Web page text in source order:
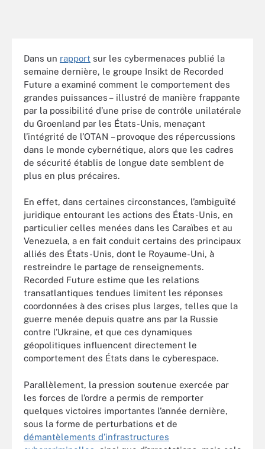
Dans un rapport sur les cybermenaces publié la
semaine dernière, le groupe Insikt de Recorded
Future a examiné comment le comportement des
grandes puissances – illustré de manière frappante
par la possibilité d’une prise de contrôle unilatérale
du Groenland par les États-Unis, menaçant
l’intégrité de l’OTAN – provoque des répercussions
dans le monde cybernétique, alors que les cadres
de sécurité établis de longue date semblent de
plus en plus précaires.
En effet, dans certaines circonstances, l’ambiguïté
juridique entourant les actions des États-Unis, en
particulier celles menées dans les Caraïbes et au
Venezuela, a en fait conduit certains des principaux
alliés des États-Unis, dont le Royaume-Uni, à
restreindre le partage de renseignements.
Recorded Future estime que les relations
transatlantiques tendues limitent les réponses
coordonnées à des crises plus larges, telles que la
guerre menée depuis quatre ans par la Russie
contre l’Ukraine, et que ces dynamiques
géopolitiques influencent directement le
comportement des États dans le cyberespace.
Parallèlement, la pression soutenue exercée par
les forces de l’ordre a permis de remporter
quelques victoires importantes l’année dernière,
sous la forme de perturbations et de
démantèlements d’infrastructures